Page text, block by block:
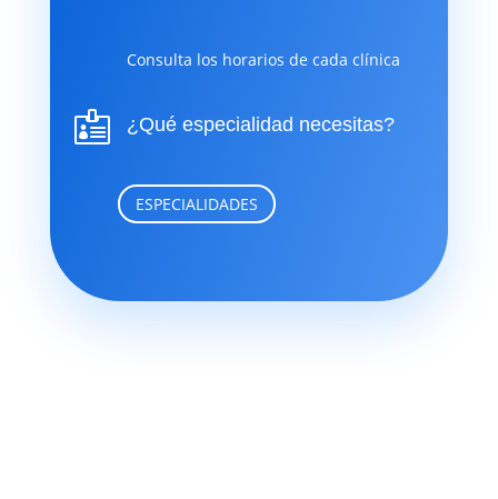
Consulta los horarios de cada clínica
 ¿Qué especialidad necesitas?
ESPECIALIDADES